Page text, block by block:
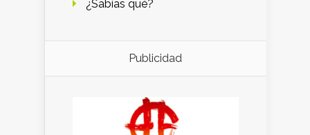
¿Sabías qué?
Publicidad